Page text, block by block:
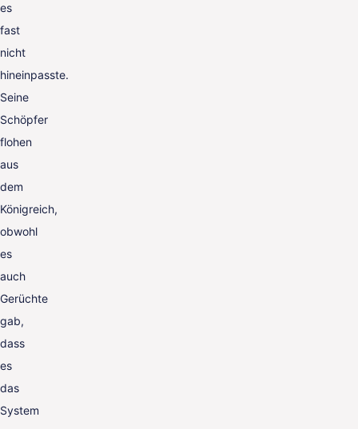
es
fast
nicht
hineinpasste.
Seine
Schöpfer
flohen
aus
dem
Königreich,
obwohl
es
auch
Gerüchte
gab,
dass
es
das
System